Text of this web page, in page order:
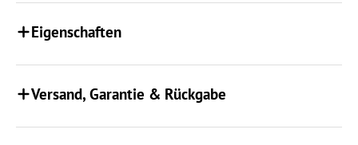
Eigenschaften
Versand, Garantie & Rückgabe